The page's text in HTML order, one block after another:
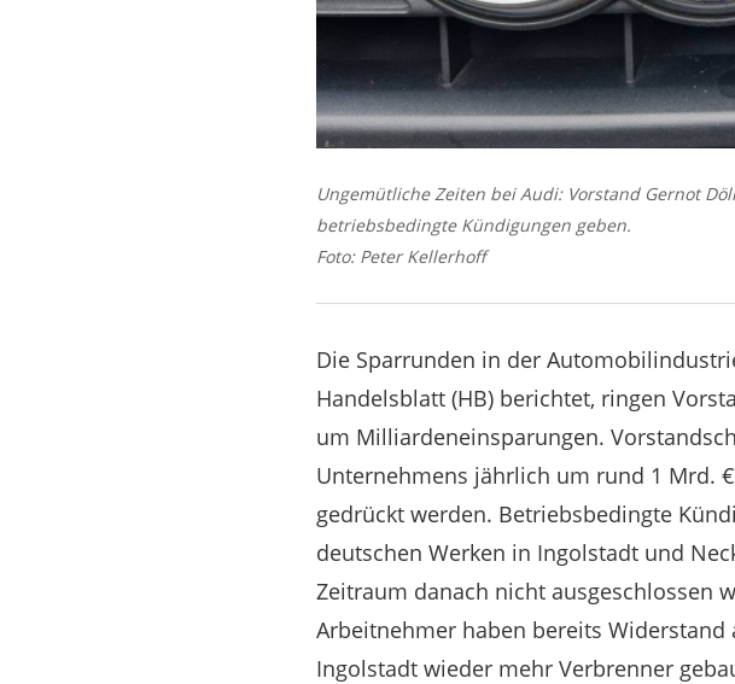
Ungemütliche Zeiten bei Audi: Vorstand Gernot
betriebsbedingte Kündigungen geben.
Foto: Peter Kellerhoff
Die Sparrunden in der
Handelsblatt (HB) berichtet, ringen
um Milliardeneinsparungen.
Unternehmens jährlich um rund 1 Mrd.
gedrückt werden. Betriebsbedingte
deutschen Werken in Ingolstadt und
Zeitraum danach nicht ausgeschlossen
Arbeitnehmer haben bereits
Ingolstadt wieder mehr Verbrenner